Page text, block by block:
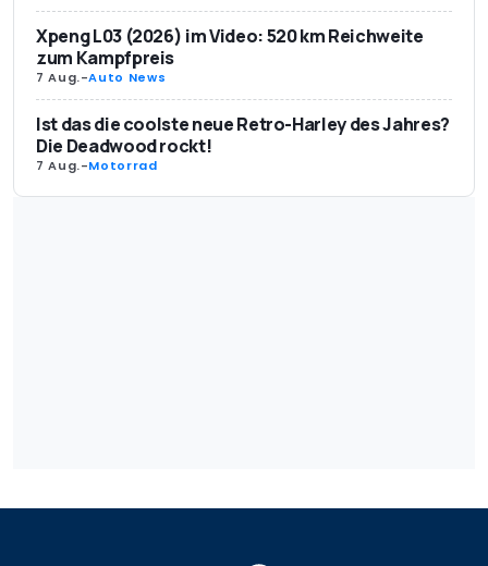
Xpeng L03 (2026) im Video: 520 km Reichweite
zum Kampfpreis
7 Aug.-Auto News
Ist das die coolste neue Retro-Harley des Jahres?
Die Deadwood rockt!
7 Aug.-Motorrad